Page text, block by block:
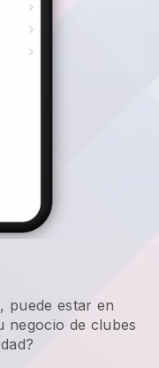
, puede estar en
negocio de clubes